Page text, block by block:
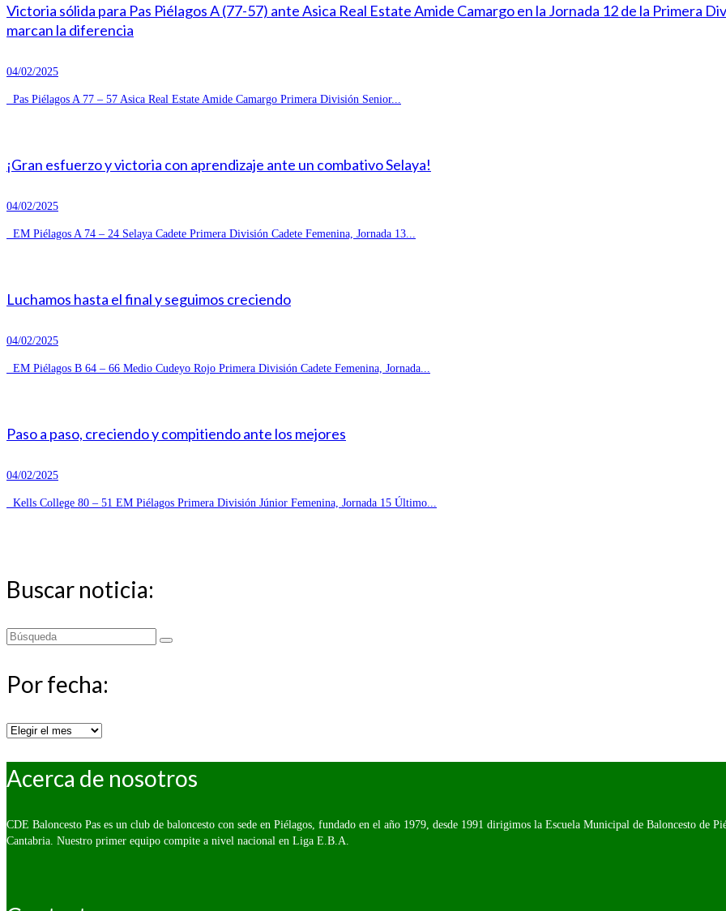
Victoria sólida para Pas Piélagos A (77-57) ante Asica Real Estate Amide Camargo en la Jornada 12 de la Primera
marcan la diferencia
04/02/2025
Pas Piélagos A 77 – 57 Asica Real Estate Amide Camargo Primera División Senior...
¡Gran esfuerzo y victoria con aprendizaje ante un combativo Selaya!
04/02/2025
EM Piélagos A 74 – 24 Selaya Cadete Primera División Cadete Femenina, Jornada 13...
Luchamos hasta el final y seguimos creciendo
04/02/2025
EM Piélagos B 64 – 66 Medio Cudeyo Rojo Primera División Cadete Femenina, Jornada...
Paso a paso, creciendo y compitiendo ante los mejores
04/02/2025
Kells College 80 – 51 EM Piélagos Primera División Júnior Femenina, Jornada 15 Último...
Buscar noticia:
Buscar
Por fecha:
Por
Acerca de nosotros
CDE Baloncesto Pas es un club de baloncesto con sede en Piélagos, fundado en el año 1979, desde 1991 dirigimos la Escuela Municipal de Baloncesto de
Cantabria. Nuestro primer equipo compite a nivel nacional en Liga E.B.A.